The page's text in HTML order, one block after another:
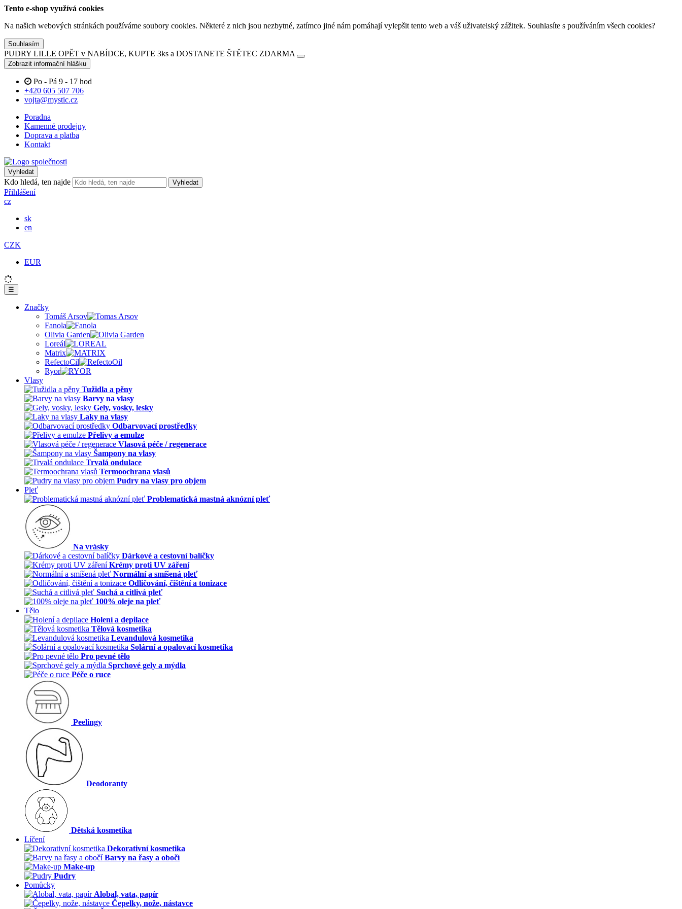
Tento e-shop využívá cookies
Na našich webových stránkách používáme soubory cookies. Některé z nich jsou nezbytné, zatímco jiné nám pomáhají vylepšit tento web a váš uživatelský zážitek. Souhlasíte s používáním všech cookies?
Souhlasím
PUDRY LILLE OPĚT v NABÍDCE, KUPTE 3ks a DOSTANETE ŠTĚTEC ZDARMA
Zobrazit informační hlášku
Po - Pá 9 - 17 hod
+420 605 507 706
vojta@mystic.cz
Poradna
Kamenné prodejny
Doprava a platba
Kontakt
Vyhledat
Kdo hledá, ten najde Vyhledat
Přihlášení
cz
sk
en
CZK
EUR
☰
Značky
Tomáš Arsov
Fanola
Olivia Garden
Loreál
Matrix
RefectoCil
Ryor
Vlasy
Tužidla a pěny
Barvy na vlasy
Gely, vosky, lesky
Laky na vlasy
Odbarvovací prostředky
Přelivy a emulze
Vlasová péče / regenerace
Šampony na vlasy
Trvalá ondulace
Termoochrana vlasů
Pudry na vlasy pro objem
Pleť
Problematická mastná aknózní pleť
Na vrásky
Dárkové a cestovní balíčky
Krémy proti UV záření
Normální a smíšená pleť
Odličování, čištění a tonizace
Suchá a citlivá pleť
100% oleje na pleť
Tělo
Holení a depilace
Tělová kosmetika
Levandulová kosmetika
Solární a opalovací kosmetika
Pro pevné tělo
Sprchové gely a mýdla
Péče o ruce
Peelingy
Deodoranty
Dětská kosmetika
Líčení
Dekorativní kosmetika
Barvy na řasy a obočí
Make-up
Pudry
Pomůcky
Alobal, vata, papír
Čepelky, nože, nástavce